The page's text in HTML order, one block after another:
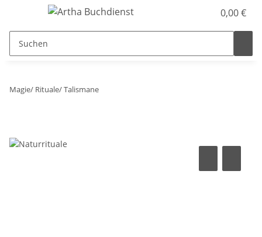
0,00 €
Magie/ Rituale/ Talismane